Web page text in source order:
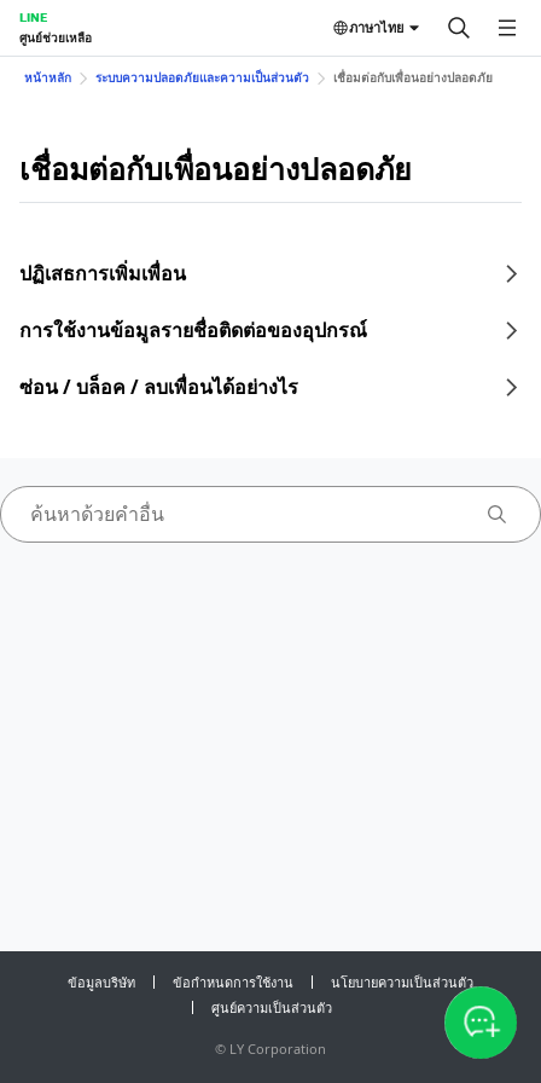
LINE
ศูนย์ช่วยเหลือ
ภาษาไทย
หน้าหลัก ระบบความปลอดภัยและความเป็นส่วนตัว เชื่อมต่อกับเพื่อนอย่างปลอดภัย
เชื่อมต่อกับเพื่อนอย่างปลอดภัย
ปฏิเสธการเพิ่มเพื่อน
การใช้งานข้อมูลรายชื่อติดต่อของอุปกรณ์
ซ่อน / บล็อค / ลบเพื่อนได้อย่างไร
ข้อมูลบริษัท ข้อกำหนดการใช้งาน
นโยบายความเป็นส่วนตัว
ศูนย์ความเป็นส่วนตัว
© LY Corporation